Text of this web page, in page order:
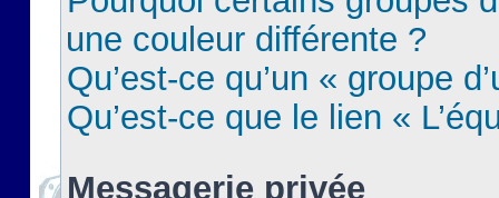
une couleur différente ?
Qu’est-ce qu’un « groupe
Qu’est-ce que le lien «
Messagerie privée